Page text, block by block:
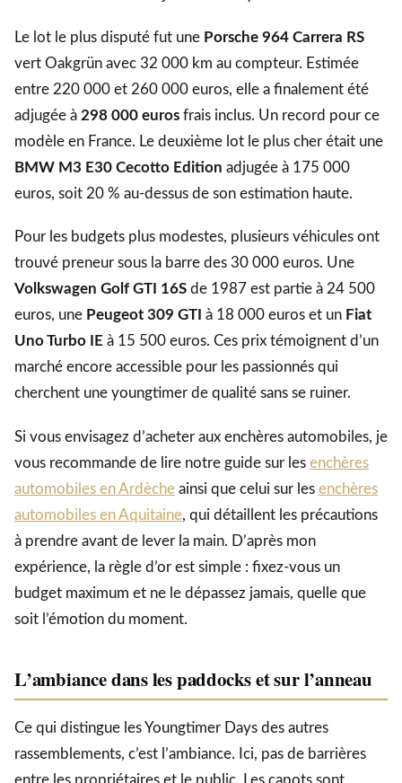
Le lot le plus disputé fut une Porsche 964 Carrera RS
vert Oakgrün avec 32 000 km au compteur. Estimée
entre 220 000 et 260 000 euros, elle a finalement été
adjugée à 298 000 euros frais inclus. Un record pour ce
modèle en France. Le deuxième lot le plus cher était une
BMW M3 E30 Cecotto Edition adjugée à 175 000
euros, soit 20 % au-dessus de son estimation haute.
Pour les budgets plus modestes, plusieurs véhicules ont
trouvé preneur sous la barre des 30 000 euros. Une
Volkswagen Golf GTI 16S de 1987 est partie à 24 500
euros, une Peugeot 309 GTI à 18 000 euros et un Fiat
Uno Turbo IE à 15 500 euros. Ces prix témoignent d’un
marché encore accessible pour les passionnés qui
cherchent une youngtimer de qualité sans se ruiner.
Si vous envisagez d’acheter aux enchères automobiles, je
vous recommande de lire notre guide sur les enchères
automobiles en Ardèche ainsi que celui sur les enchères
automobiles en Aquitaine, qui détaillent les précautions
à prendre avant de lever la main. D’après mon
expérience, la règle d’or est simple : fixez-vous un
budget maximum et ne le dépassez jamais, quelle que
soit l’émotion du moment.
L’ambiance dans les paddocks et sur l’anneau
Ce qui distingue les Youngtimer Days des autres
rassemblements, c’est l’ambiance. Ici, pas de barrières